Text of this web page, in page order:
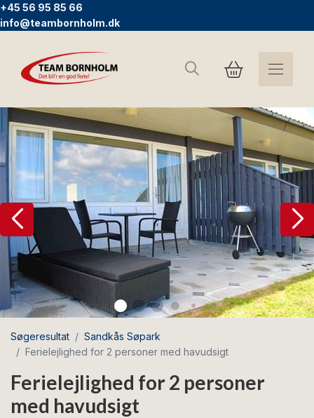
+45 56 95 85 66
info@teambornholm.dk
Søg
Søgeresultat
Sandkås Søpark
Ferielejlighed for 2 personer med havudsigt
Ferielejlighed for 2 personer
med havudsigt